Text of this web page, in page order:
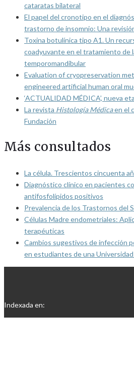
cataratas bilateral
El papel del cronotipo en el
trastorno de insomnio: Una
Toxina botulínica tipo A1. Un
coadyuvante en el tratamiento de
temporomandibular
Evaluation of cryopreservation
engineered artificial human oral
‘ACTUALIDAD MÉDICA’, nueva
La revista Histología Médicaen el
Fundación
Más consultados
La célula. Trescientos cincuenta
Diagnóstico clínico en pacientes
antifosfolípidos positivos
Prevalencia de los Trastornos del
Células Madre endometriales:
terapéuticas
Cambios sugestivos de infección
en estudiantes de una
Indexada en: